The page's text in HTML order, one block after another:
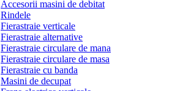
Accesorii masini de debitat
Rindele
Fierastraie verticale
Fierastraie alternative
Fierastraie circulare de mana
Fierastraie circulare de masa
Fierastraie cu banda
Masini de decupat